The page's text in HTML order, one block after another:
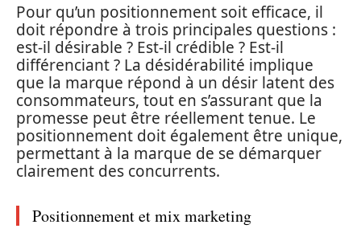
Pour qu’un positionnement soit efficace, il
doit répondre à trois principales questions :
est-il désirable ? Est-il crédible ? Est-il
différenciant ? La désidérabilité implique
que la marque répond à un désir latent des
consommateurs, tout en s’assurant que la
promesse peut être réellement tenue. Le
positionnement doit également être unique,
permettant à la marque de se démarquer
clairement des concurrents.
Positionnement et mix marketing